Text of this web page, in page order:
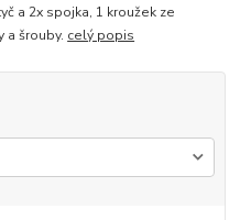
a 2x spojka, 1 kroužek ze
a šrouby. celý popis